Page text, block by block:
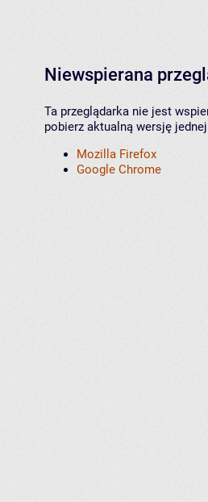
Niewspierana
Ta przeglądarka nie jest
pobierz aktualną wersję
Mozilla Firefox
Google Chrome